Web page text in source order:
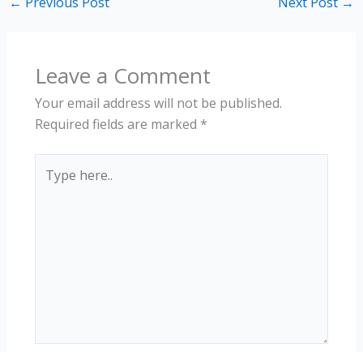
Leave a Comment
Your email address will not be published.
Required fields are marked *
here..